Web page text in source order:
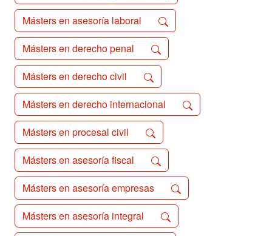
Másters en asesoría laboral
Másters en derecho penal
Másters en derecho civil
Másters en derecho internacional
Másters en procesal civil
Másters en asesoría fiscal
Másters en asesoría empresas
Másters en asesoría integral